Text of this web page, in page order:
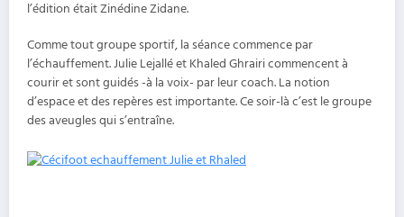
l’édition était Zinédine Zidane.
Comme tout groupe sportif, la séance commence par
l’échauffement. Julie Lejallé et Khaled Ghrairi commencent à
courir et sont guidés -à la voix- par leur coach. La notion
d’espace et des repères est importante. Ce soir-là c’est le groupe
des aveugles qui s’entraîne.